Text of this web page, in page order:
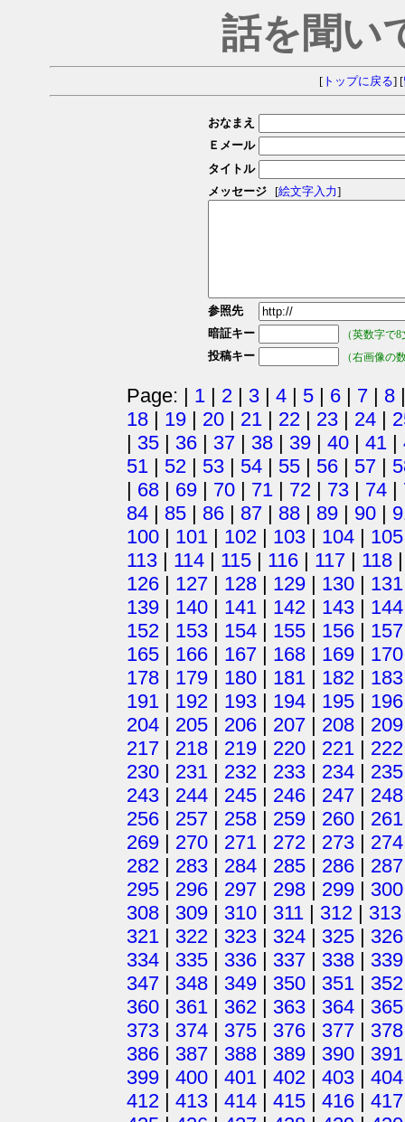
話を聞い
[トップに戻る] [
おなまえ
Ｅメール
タイトル
メッセージ
[絵文字入力]
参照先
暗証キー
（英数字で
投稿キー （右画像の
Page: | 1 | 2 | 3 | 4 | 5 | 6 | 7 | 8
18 | 19 | 20 | 21 | 22 | 23 | 24 |
| 35 | 36 | 37 | 38 | 39 | 40 | 41 |
51 | 52 | 53 | 54 | 55 | 56 | 57 |
| 68 | 69 | 70 | 71 | 72 | 73 | 74 |
84 | 85 | 86 | 87 | 88 | 89 | 90 |
100 | 101 | 102 | 103 | 104 | 105
113 | 114 | 115 | 116 | 117 | 118
126 | 127 | 128 | 129 | 130 | 131
139 | 140 | 141 | 142 | 143 | 144
152 | 153 | 154 | 155 | 156 | 157
165 | 166 | 167 | 168 | 169 | 170
178 | 179 | 180 | 181 | 182 | 183
191 | 192 | 193 | 194 | 195 | 196
204 | 205 | 206 | 207 | 208 | 209
217 | 218 | 219 | 220 | 221 | 222
230 | 231 | 232 | 233 | 234 | 235
243 | 244 | 245 | 246 | 247 | 248
256 | 257 | 258 | 259 | 260 | 261
269 | 270 | 271 | 272 | 273 | 274
282 | 283 | 284 | 285 | 286 | 287
295 | 296 | 297 | 298 | 299 | 300
308 | 309 | 310 | 311 | 312 | 313
321 | 322 | 323 | 324 | 325 | 326
334 | 335 | 336 | 337 | 338 | 339
347 | 348 | 349 | 350 | 351 | 352
360 | 361 | 362 | 363 | 364 | 365
373 | 374 | 375 | 376 | 377 | 378
386 | 387 | 388 | 389 | 390 | 391
399 | 400 | 401 | 402 | 403 | 404
412 | 413 | 414 | 415 | 416 | 417